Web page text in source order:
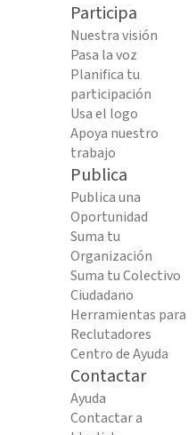
Participa
Nuestra visión
Pasa la voz
Planifica tu
participación
Usa el logo
Apoya nuestro
trabajo
Publica
Publica una
Oportunidad
Suma tu
Organización
Suma tu Colectivo
Ciudadano
Herramientas para
Reclutadores
Centro de Ayuda
Contactar
Ayuda
Contactar a